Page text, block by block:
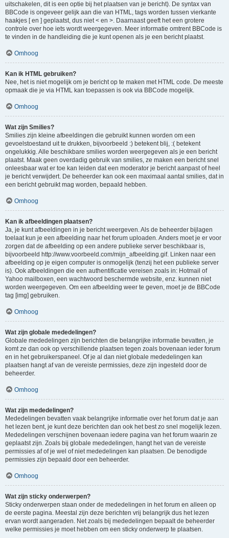
uitschakelen, dit is een optie bij het plaatsen van je bericht). De syntax van
BBCode is ongeveer gelijk aan die van HTML, tags worden tussen vierkante
haakjes [ en ] geplaatst, dus niet < en >. Daarnaast geeft het een grotere
controle over hoe iets wordt weergegeven. Meer informatie omtrent BBCode is
te vinden in de handleiding die je kunt openen als je een bericht plaatst.
Omhoog
Kan ik HTML gebruiken?
Nee, het is niet mogelijk om je bericht op te maken met HTML code. De meeste
opmaak die je via HTML kan toepassen is ook via BBCode mogelijk.
Omhoog
Wat zijn Smilies?
Smilies zijn kleine afbeeldingen die gebruikt kunnen worden om een
gevoelstoestand uit te drukken, bijvoorbeeld :) betekent blij, :( betekent
ongelukkig. Alle beschikbare smilies worden weergegeven als je een bericht
plaatst. Maak geen overdadig gebruik van smilies, ze maken een bericht snel
onleesbaar wat er toe kan leiden dat een moderator je bericht aanpast of heel
je bericht verwijdert. De beheerder kan ook een maximaal aantal smilies, dat in
een bericht gebruikt mag worden, bepaald hebben.
Omhoog
Kan ik afbeeldingen plaatsen?
Ja, je kunt afbeeldingen in je bericht weergeven. Als de beheerder bijlagen
toelaat kun je een afbeelding naar het forum uploaden. Anders moet je er voor
zorgen dat de afbeelding op een andere publieke server beschikbaar is,
bijvoorbeeld http://www.voorbeeld.com/mijn_afbeelding.gif. Linken naar een
afbeelding op je eigen computer is onmogelijk (tenzij het een publieke server
is). Ook afbeeldingen die een authentificatie vereisen zoals in: Hotmail of
Yahoo mailboxen, een wachtwoord beschermde website, enz. kunnen niet
worden weergegeven. Om een afbeelding weer te geven, moet je de BBCode
tag [img] gebruiken.
Omhoog
Wat zijn globale mededelingen?
Globale mededelingen zijn berichten die belangrijke informatie bevatten, je
komt ze dan ook op verschillende plaatsen tegen zoals bovenaan ieder forum
en in het gebruikerspaneel. Of je al dan niet globale mededelingen kan
plaatsen hangt af van de vereiste permissies, deze zijn ingesteld door de
beheerder.
Omhoog
Wat zijn mededelingen?
Mededelingen bevatten vaak belangrijke informatie over het forum dat je aan
het lezen bent, je kunt deze berichten dan ook het best zo snel mogelijk lezen.
Mededelingen verschijnen bovenaan iedere pagina van het forum waarin ze
geplaatst zijn. Zoals bij globale mededelingen, hangt het van de vereiste
permissies af of je wel of niet mededelingen kan plaatsen. De benodigde
permissies zijn bepaald door een beheerder.
Omhoog
Wat zijn sticky onderwerpen?
Sticky onderwerpen staan onder de mededelingen in het forum en alleen op
de eerste pagina. Meestal zijn deze berichten vrij belangrijk dus het lezen
ervan wordt aangeraden. Net zoals bij mededelingen bepaalt de beheerder
welke permissies je moet hebben om een sticky onderwerp te plaatsen.